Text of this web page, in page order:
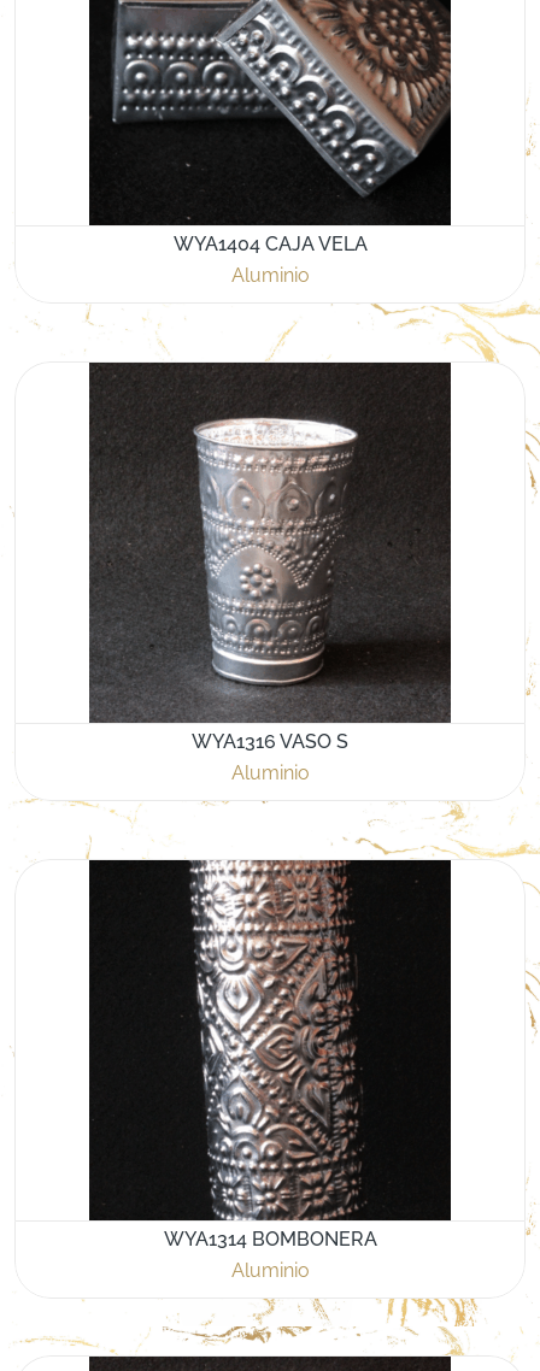
WYA1404 CAJA VELA
Aluminio
WYA1316 VASO S
Aluminio
WYA1314 BOMBONERA
Aluminio